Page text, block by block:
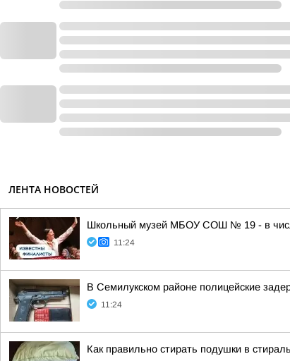
ЛЕНТА НОВОСТЕЙ
Школьный музей МБОУ СОШ № 19 - в
11:24
В Семилукском районе полицейские
11:24
Как правильно стирать подушки в